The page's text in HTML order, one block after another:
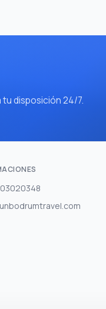
disposición 24/7.